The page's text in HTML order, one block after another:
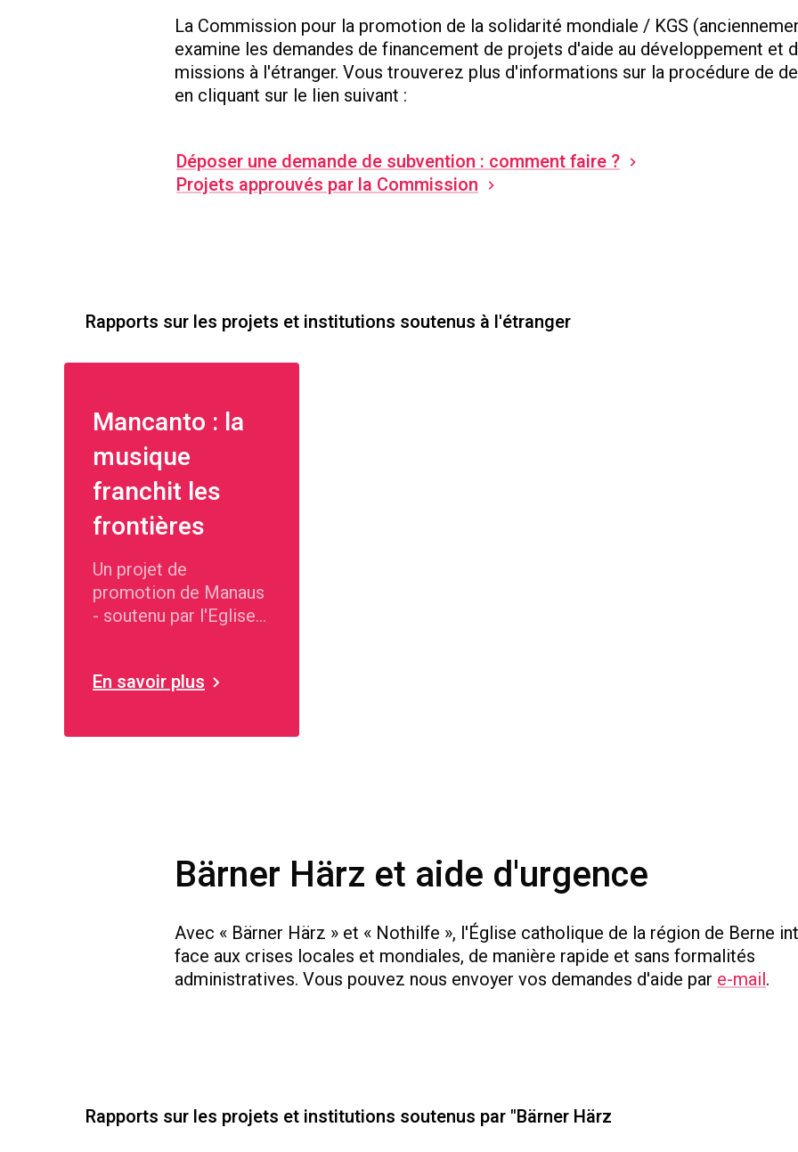
La Commission pour la promotion de la solidarité mondiale / KGS
examine les demandes de financement de projets d'aide au développement et
missions à l'étranger. Vous trouverez plus d'informations sur la procédure de
en cliquant sur le lien suivant :
Déposer une demande de subvention : comment faire ?
Projets approuvés par la Commission
Rapports sur les projets et institutions soutenus à l'étranger
Mancanto : la
musique
franchit les
frontières
Un projet de
promotion de Manaus
- soutenu par l'Eglise
En savoir plus
Bärner Härz et aide d'urgence
Avec « Bärner Härz » et « Nothilfe », l'Église catholique de la région de Berne
face aux crises locales et mondiales, de manière rapide et sans formalités
administratives. Vous pouvez nous envoyer vos demandes d'aide par e-mail.
Rapports sur les projets et institutions soutenus par "Bärner Härz